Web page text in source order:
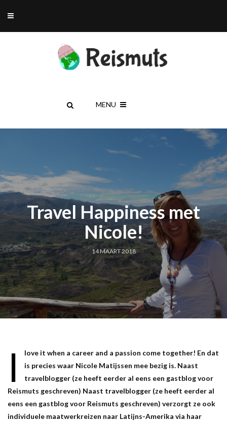
MENU
ARGENTINIË, BRAZILIË,ECUADOR
Travel Happiness met
Nicole!
14 MAART 2018
I
love it when a career and a passion come together! En dat
is precies waar Nicole Matijssen mee bezig is. Naast
travelblogger (ze heeft eerder al eens een gastblog voor
Reismuts geschreven) Naast travelblogger (ze heeft eerder al
eens een gastblog voor Reismuts geschreven) verzorgt ze ook
individuele maatwerkreizen naar Latijns-Amerika via haar